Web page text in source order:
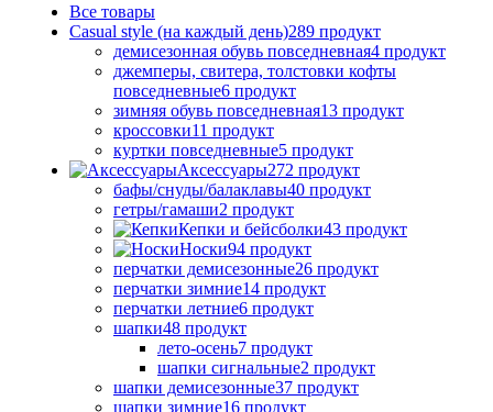
Все товары
Casual style (на каждый день)289 продукт
демисезонная обувь повседневная4 продукт
джемперы, свитера, толстовки кофты
повседневные6 продукт
зимняя обувь повседневная13 продукт
кроссовки11 продукт
куртки повседневные5 продукт
Аксессуары272 продукт
бафы/снуды/балаклавы40 продукт
гетры/гамаши2 продукт
Кепки и бейсболки43 продукт
Носки94 продукт
перчатки демисезонные26 продукт
перчатки зимние14 продукт
перчатки летние6 продукт
шапки48 продукт
лето-осень7 продукт
шапки сигнальные2 продукт
шапки демисезонные37 продукт
шапки зимние16 продукт